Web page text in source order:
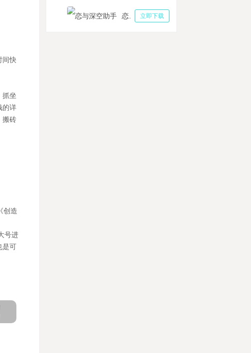
间快
抓坐
的详
搬砖
创造
号进
是可
立即下载